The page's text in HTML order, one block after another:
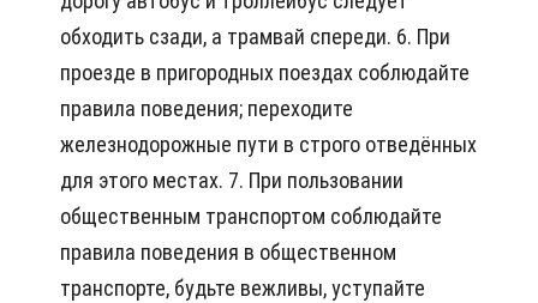
обходить сзади, а трамвай спереди. 6. При
проезде в пригородных поездах соблюдайте
правила поведения; переходите
железнодорожные пути в строго отведённых
для этого местах. 7. При пользовании
общественным транспортом соблюдайте
правила поведения в общественном
транспорте, будьте вежливы, уступайте